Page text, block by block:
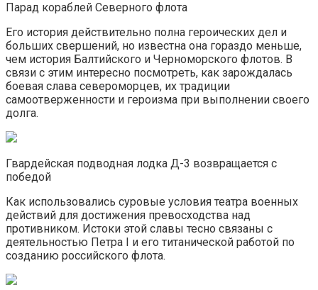
Парад кораблей Северного флота
Его история действительно полна героических дел и
больших свершений, но известна она гораздо меньше,
чем история Балтийского и Черноморского флотов. В
связи с этим интересно посмотреть, как зарождалась
боевая слава североморцев, их традиции
самоотверженности и героизма при выполнении своего
долга.
Гвардейская подводная лодка Д-3 возвращается с
победой
Как использовались суровые условия театра военных
действий для достижения превосходства над
противником. Истоки этой славы тесно связаны с
деятельностью Петра I и его титанической работой по
созданию российского флота.